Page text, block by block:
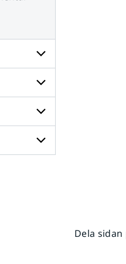
Undersidor
för
Radar
och
satellit
Undersidor
för
Väder
till
havs
Undersidor
för
Dela sidan